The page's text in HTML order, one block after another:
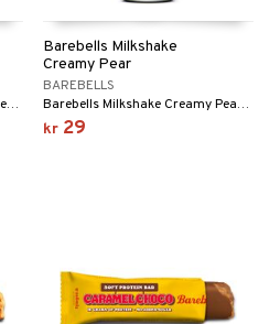
Barebells Milkshake Banana er en drikkeklar proteinmilkshake med smak av banan.
Barebells Milkshake
Creamy Pear
BAREBELLS
Barebells Milkshake Creamy Pear er en drikkeklar proteinmilkshake med smak av pære.
kr 29